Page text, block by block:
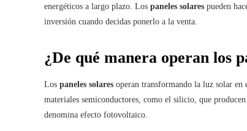
energéticos a largo plazo. Los paneles solares pueden
inversión cuando decidas ponerlo a la venta.
¿De qué manera operan los
Los paneles solares operan transformando la luz solar en
materiales semiconductores, como el silicio, que
denomina efecto fotovoltaico.